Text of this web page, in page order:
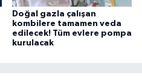
Doğal gazla çalışan
kombilere tamamen veda
edilecek! Tüm evlere pompa
kurulacak